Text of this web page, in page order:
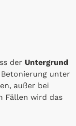
der Untergrund
unter
außer bei
Fällen wird das